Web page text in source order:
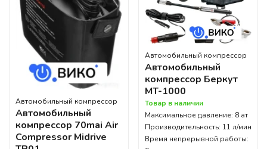
Автомобильный компрессор
Автомобильный
компрессор 70mai Air
Compressor Midrive
Автомобильный компрессор
Автомобильный
компрессор Беркут
MT-1000
Товар в наличии
Максимальное давление: 8 ат
Производительность: 11 л/мин
Время непрерывной работы: